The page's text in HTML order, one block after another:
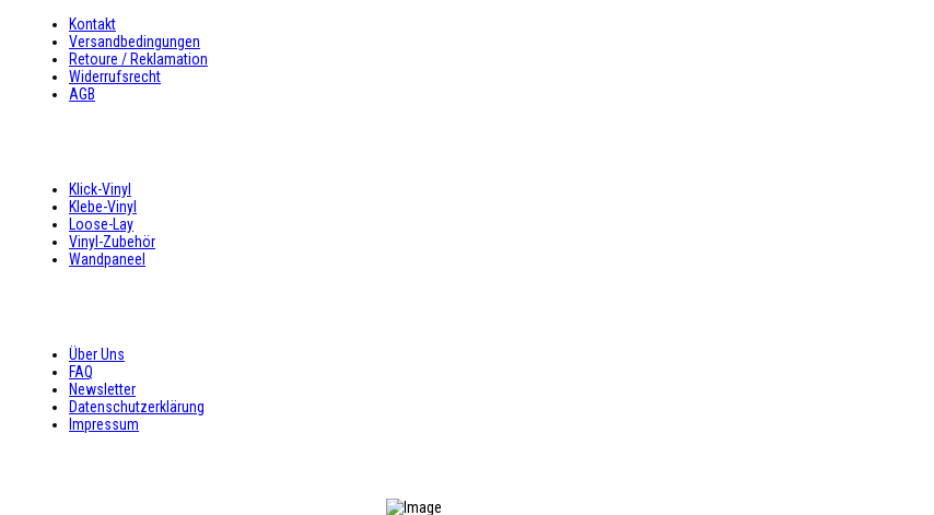
Kontakt
Versandbedingungen
Retoure / Reklamation
Widerrufsrecht
AGB
Klick-Vinyl
Klebe-Vinyl
Loose-Lay
Vinyl-Zubehör
Wandpaneel
Über Uns
FAQ
Newsletter
Datenschutzerklärung
Impressum